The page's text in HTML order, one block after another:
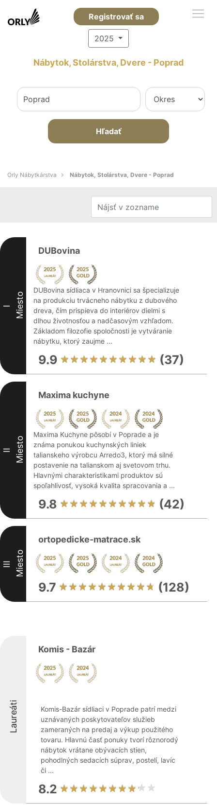
Registrovať sa
2025
Nábytok, Stolárstva, Dvere - Poprad
Hľadať
Orly Nábytkárstva Nábytok, Stolárstva, Dvere - Poprad
I Miesto
DUBovina
DUBovina sídliaca v Hranovnici sa špecializuje
na produkciu trvácneho nábytku z dubového
dreva, čím prispieva do interiérov dielmi s
dlhou životnosťou a nadčasovým vzhľadom.
Základom filozofie spoločnosti je vytváranie
nábytku, ktorý zaujme ...
9.9 (37)
II Miesto
Maxima kuchyne
Maxima Kuchyne pôsobí v Poprade a je
známa ponukou kuchynských liniek
talianskeho výrobcu Arredo3, ktorý má silné
postavenie na talianskom aj svetovom trhu.
Hlavnými charakteristikami produktov sú
spoľahlivosť, vysoká kvalita spracovania a ...
9.8 (42)
III Miesto
ortopedicke-matrace.sk
9.7 (128)
Laureáti
Komis - Bazár
Komis-Bazár sídliaci v Poprade patrí medzi
uznávaných poskytovateľov služieb
zameraných na predaj a výkup použitého
tovaru. Hlavnú časť ponuky tvorí rôznorodý
nábytok vrátane obývacích stien,
pohodlných sedacích súprav, postelí, lavíc
či ...
8.2